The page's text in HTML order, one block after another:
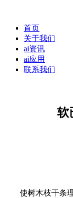
首页
关于我们
ai资讯
ai应用
联系我们
软
使树木枝干条理